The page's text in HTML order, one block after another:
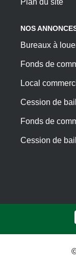
Plan du site
NOS
Bureaux à
Fonds de
Local
Cession de
Fonds de
Cession de